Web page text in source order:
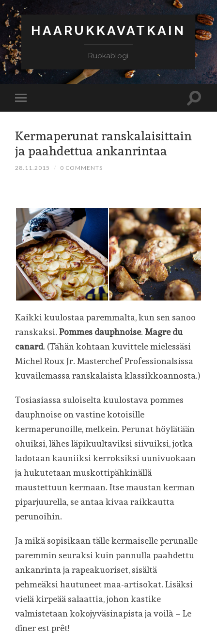
HAARUKKAVATKAIN
Ruokablogi
Kermaperunat ranskalaisittain
ja paahdettua ankanrintaa
28.11.2015 / 0 COMMENTS
Kaikki kuulostaa paremmalta, kun sen sanoo
ranskaksi.Pommes dauphnoise.Magre du
canard. (Tähän kohtaan kuvittele mielessäsi
Michel Roux Jr. Masterchef Professionalsissa
kuvailemassa ranskalaista klassikkoannosta.)
Tosiasiassa suloiselta kuulostava pommes
dauphnoise on vastine kotoisille
kermaperunoille, melkein. Perunat höylätään
ohuiksi, lähes läpikuultaviksi siivuiksi, jotka
ladotaan kauniiksi kerroksiksi uunivuokaan
ja hukutetaan muskottipähkinällä
maustettuun kermaan. Itse maustan kerman
piparjuurella, se antaa kivaa raikkautta
perunoihin.
Ja mikä sopisikaan tälle kermaiselle perunalle
paremmin seuraksi kuin pannulla paahdettu
ankanrinta ja rapeakuoriset, sisältä
pehmeäksi hautuneet maa-artisokat. Lisäksi
vielä kirpeää salaattia, johon kastike
valmistetaan kokojyväsinapista ja voilà – Le
dîner est prêt!